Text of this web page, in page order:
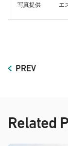
写真提供
エ
PREV
Related